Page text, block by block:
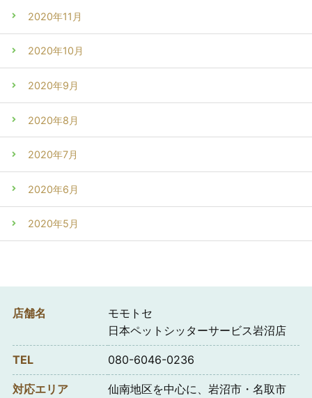
2020年11月
2020年10月
2020年9月
2020年8月
2020年7月
2020年6月
2020年5月
店舗名
モモトセ
日本ペットシッターサービス岩沼店
TEL 080-6046-0236
対応エリア
仙南地区を中心に、岩沼市・名取市